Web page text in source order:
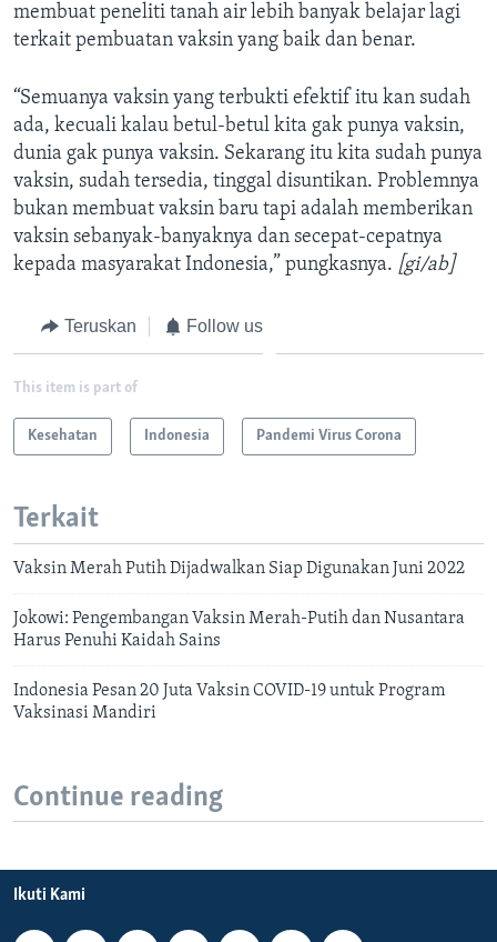
membuat peneliti tanah air lebih banyak belajar lagi
terkait pembuatan vaksin yang baik dan benar.
“Semuanya vaksin yang terbukti efektif itu kan sudah
ada, kecuali kalau betul-betul kita gak punya vaksin,
dunia gak punya vaksin. Sekarang itu kita sudah punya
vaksin, sudah tersedia, tinggal disuntikan. Problemnya
bukan membuat vaksin baru tapi adalah memberikan
vaksin sebanyak-banyaknya dan secepat-cepatnya
kepada masyarakat Indonesia,” pungkasnya. [gi/ab]
Teruskan Follow us
This item is part of
Kesehatan Indonesia Pandemi Virus Corona
Terkait
Vaksin Merah Putih Dijadwalkan Siap Digunakan Juni 2022
Jokowi: Pengembangan Vaksin Merah-Putih dan Nusantara
Harus Penuhi Kaidah Sains
Indonesia Pesan 20 Juta Vaksin COVID-19 untuk Program
Vaksinasi Mandiri
Continue reading
Ikuti Kami